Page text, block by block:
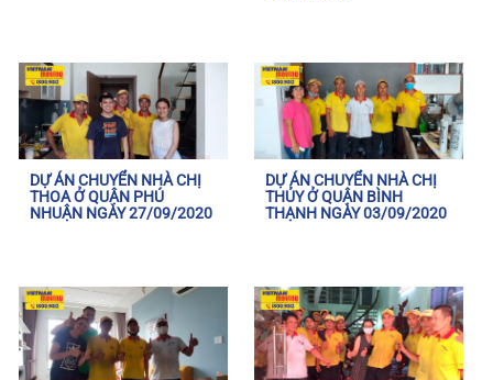
DỰ ÁN CHUYỂN NHÀ CHỊ
THOA Ở QUẬN PHÚ
NHUẬN NGÀY 27/09/2020
DỰ ÁN CHUYỂN NHÀ CHỊ
THỦY Ở QUẬN BÌNH
THẠNH NGÀY 03/09/2020